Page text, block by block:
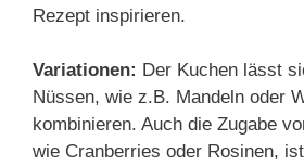
Rezept inspirieren.
Variationen: Der Kuchen lässt
Nüssen, wie z.B. Mandeln oder
kombinieren. Auch die Zugabe
wie Cranberries oder Rosinen,